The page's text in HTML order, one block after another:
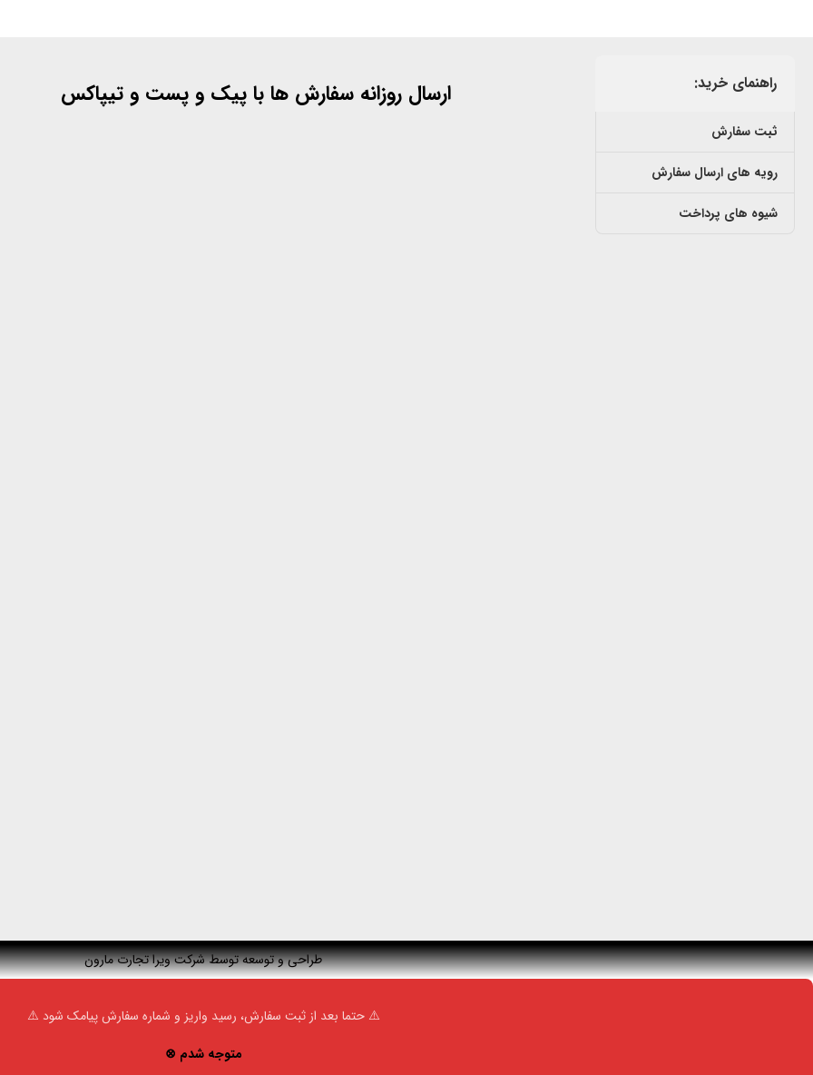
راهنمای خرید:
ثبت سفارش
رویه های ارسال سفارش
شیوه های پرداخت
ارسال روزانه سفارش ها با پیک و پست و تیپاکس
طراحی و توسعه توسط شرکت ویرا تجارت مارون
⚠️ حتما بعد از ثبت سفارش، رسید واریز و شماره سفارش پیامک شود ⚠️
متوجه شدم ⊗